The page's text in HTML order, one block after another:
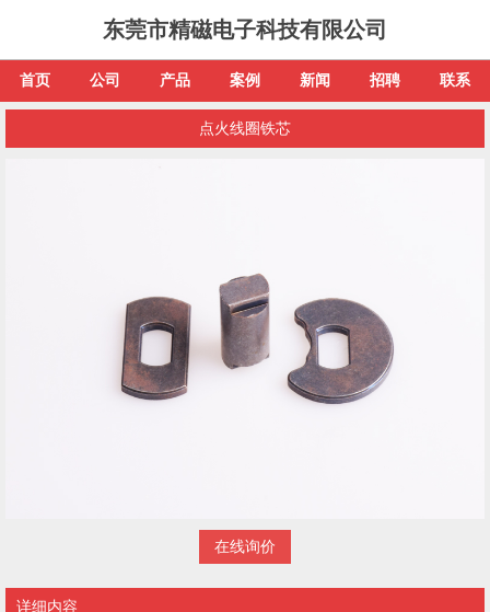
东莞市精磁电子科技有限公司
首页 公司 产品 案例 新闻 招聘 联系
点火线圈铁芯
在线询价
详细内容